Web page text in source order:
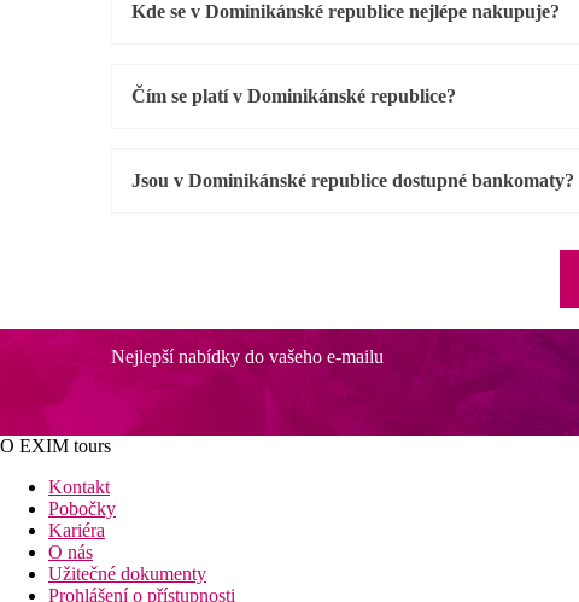
Kde se v Dominikánské republice nejlépe nakupuje?
Čím se platí v Dominikánské republice?
Jsou v Dominikánské republice dostupné bankomaty?
Nejlepší nabídky do vašeho e-mailu
O EXIM tours
Kontakt
Pobočky
Kariéra
O nás
Užitečné dokumenty
Prohlášení o přístupnosti